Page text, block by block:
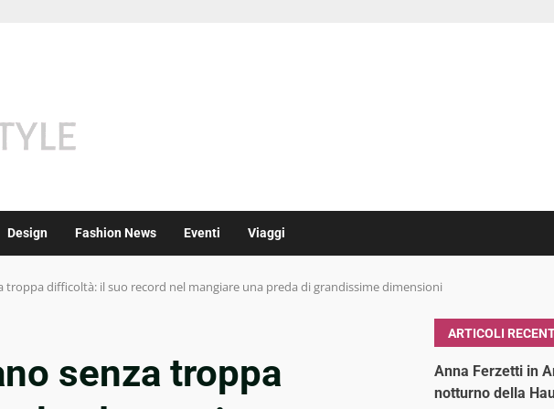
Design Fashion News Eventi Viaggi
troppa difficoltà: il suo record nel mangiare una preda di grandissime dimensioni
senza troppa
ARTICOLI
Anna Ferzetti in
notturno della